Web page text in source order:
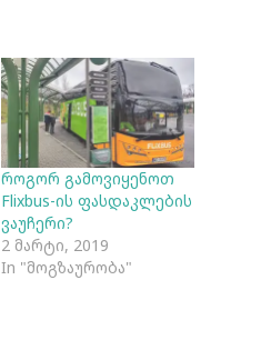
როგორ გამოვიყენოთ
Flixbus-ის ფასდაკლების
ვაუჩერი?
2 მარტი, 2019
In "მოგზაურობა"